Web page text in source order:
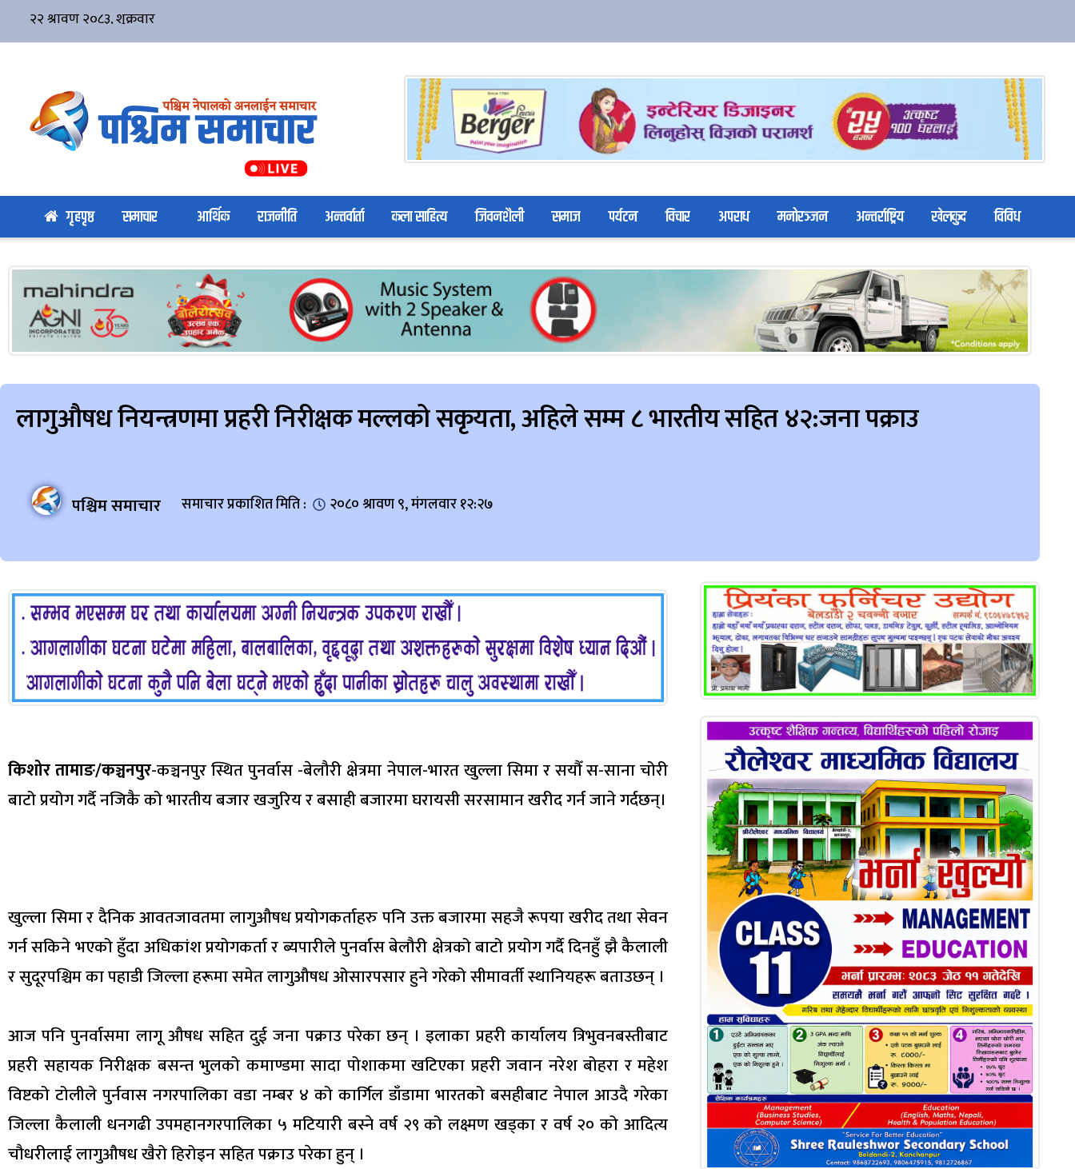
गृहपृष्ठ समाचार आर्थिक राजनीति अन्तर्वार्ता कला साहित्य जिवनशैली समाज पर्यटन विचार अपराध मनोरञ्जन अन्तर्राष्ट्रिय खेलकुद विविध
लागुऔषध नियन्त्रणमा प्रहरी निरीक्षक मल्लको सकृयता, अहिले सम्म ८ भारतीय सहित ४२:जना पक्राउ
पश्चिम समाचार समाचार प्रकाशित मिति : २०८० श्रावण ९, मंगलवार १२:२७
किशोर तामाङ/कञ्चनपुर-कञ्चनपुर स्थित पुनर्वास -बेलौरी क्षेत्रमा नेपाल-भारत खुल्ला सिमा र सयौँ स-साना चोरी
बाटो प्रयोग गर्दै नजिकै को भारतीय बजार खजुरिय र बसाही बजारमा घरायसी सरसामान खरीद गर्न जाने गर्दछन्।
खुल्ला सिमा र दैनिक आवतजावतमा लागुऔषध प्रयोगकर्ताहरु पनि उक्त बजारमा सहजै रूपया खरीद तथा सेवन
गर्न सकिने भएको हुँदा अधिकांश प्रयोगकर्ता र ब्यपारीले पुनर्वास बेलौरी क्षेत्रको बाटो प्रयोग गर्दै दिनहुँ झै कैलाली
र सुदूरपश्चिम का पहाडी जिल्ला हरूमा समेत लागुऔषध ओसारपसार हुने गरेको सीमावर्ती स्थानियहरू बताउछन् ।
आज पनि पुनर्वासमा लागू औषध सहित दुई जना पक्राउ परेका छन् । इलाका प्रहरी कार्यालय त्रिभुवनबस्तीबाट
प्रहरी सहायक निरीक्षक बसन्त भुलको कमाण्डमा सादा पोशाकमा खटिएका प्रहरी जवान नरेश बोहरा र महेश
विष्टको टोलीले पुर्नवास नगरपालिका वडा नम्बर ४ को कार्गिल डाँडामा भारतको बसहीबाट नेपाल आउदै गरेका
जिल्ला कैलाली धनगढी उपमहानगरपालिका ५ मटियारी बस्ने वर्ष २९ को लक्ष्मण खड्का र वर्ष २० को आदित्य
चौधरीलाई लागुऔषध खैरो हिरोइन सहित पक्राउ परेका हुन् ।